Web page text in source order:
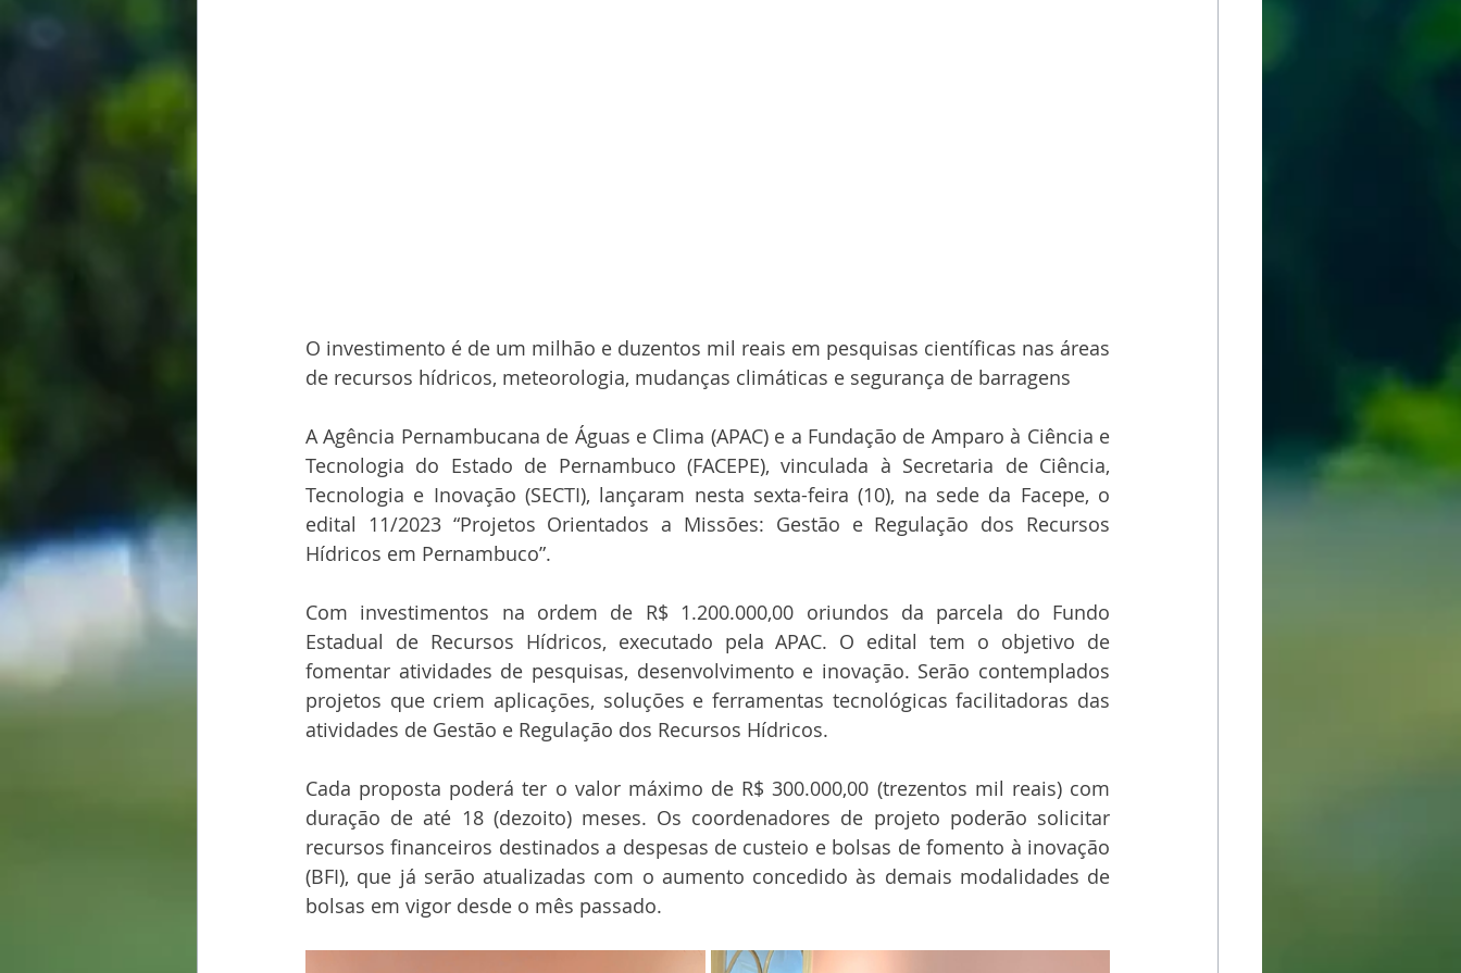
O investimento é de um milhão e duzentos mil reais em pesquisas científicas nas áreas
de recursos hídricos, meteorologia, mudanças climáticas e segurança de barragens
A Agência Pernambucana de Águas e Clima (APAC) e a Fundação de Amparo à Ciência e
Tecnologia do Estado de Pernambuco (FACEPE), vinculada à Secretaria de Ciência,
Tecnologia e Inovação (SECTI), lançaram nesta sexta-feira (10), na sede da Facepe, o
edital 11/2023 “Projetos Orientados a Missões: Gestão e Regulação dos Recursos
Hídricos em Pernambuco”.
Com investimentos na ordem de R$ 1.200.000,00 oriundos da parcela do Fundo
Estadual de Recursos Hídricos, executado pela APAC. O edital tem o objetivo de
fomentar atividades de pesquisas, desenvolvimento e inovação. Serão contemplados
projetos que criem aplicações, soluções e ferramentas tecnológicas facilitadoras das
atividades de Gestão e Regulação dos Recursos Hídricos.
Cada proposta poderá ter o valor máximo de R$ 300.000,00 (trezentos mil reais) com
duração de até 18 (dezoito) meses. Os coordenadores de projeto poderão solicitar
recursos financeiros destinados a despesas de custeio e bolsas de fomento à inovação
(BFI), que já serão atualizadas com o aumento concedido às demais modalidades de
bolsas em vigor desde o mês passado.